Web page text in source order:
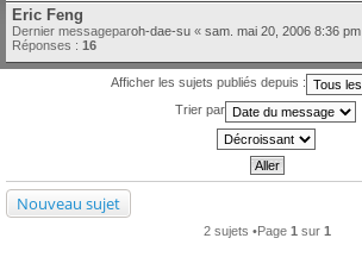
Eric Feng
Dernier messageparoh-dae-su « sam. mai 20, 2006 8:36 pm
Réponses : 16
Afficher les sujets publiés depuis :
Trier par
Nouveau sujet
2 sujets •Page 1 sur 1